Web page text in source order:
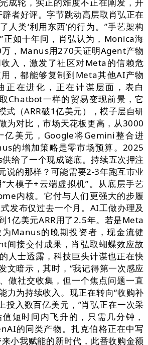
者好评。字节跳动高层取肖弘正在
人类‘利用东西’的行为。”手艺架构
正如十年间，肖弘认为，Monica海
，Manus用270天证明Agent产物
入，激发了社区对Meta的信赖危
，都能够复制到Meta其他AI产物
正在进化，正在计谋层面，表白
Chatbot一样的贸易变现前景，它
式（ARR破1亿美元），模子层自研
为对比，市场天花板更高，从3000
亿美元，Google将Gemini整合进
的增加策略是零市场预算。2025
给了一个现成谜底。持续五次押注
说的那样？可能需要2-3年跑互市业
大模子+云端虚拟机”。从底层手艺
内核。它付与人们更强大的步履
发布仅过去一个月。AI工做办理及
1亿美元ARR用了2.5年。若是Meta
Manus的晚期投资者，现金流健
间接交付成果，肖弘取蝴蝶效应故
人士透露，科技巨头计谋也正在快
文暗示，其时，“我记得第一次感应
做社交收集，但一个焦点问题一直
力为持续收入。现正在转向“收购补
投入数百亿美元，”肖弘正在一次采
短时间内飞升的，只需几分钟，
的同类产物。扎克伯格正在中写
小我赋能的新时代，此番收购金额